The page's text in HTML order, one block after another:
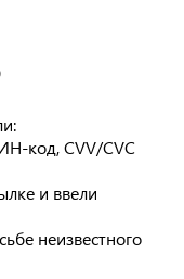
код, CVV/CVC
и ввели
неизвестного